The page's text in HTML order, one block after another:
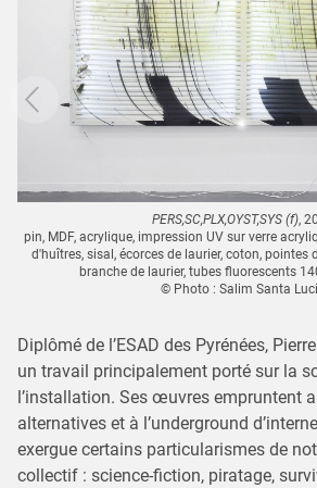
PERS,SC,PLX,OYST,SYS (f),
pin, MDF, acrylique, impression UV sur verre
d'huîtres, sisal, écorces de laurier, coton, pointes
branche de laurier, tubes fluorescents
© Photo : Salim Santa
Diplômé de l’ESAD des Pyrénées,
un travail principalement porté sur la
l’installation. Ses œuvres empruntent
alternatives et à l’underground
exergue certains particularismes de
collectif : science-fiction, piratage,